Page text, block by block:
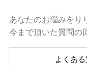
覧
あなたのお悩みをり
今まで頂いた質問の
よくあ